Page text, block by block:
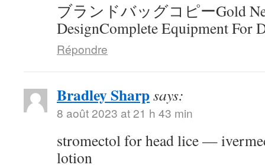
ブランドバッグコピーGold
DesignComplete Equipment For
Répondre
Bradley Sharpsays:
8 août 2023 at 21 h 43 min
stromectol for head lice —
lotion